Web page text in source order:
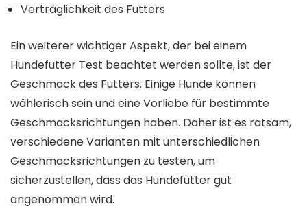
Verträglichkeit des Futters
Ein weiterer wichtiger Aspekt, der bei einem
Hundefutter Test beachtet werden sollte, ist der
Geschmack des Futters. Einige Hunde können
wählerisch sein und eine Vorliebe für bestimmte
Geschmacksrichtungen haben. Daher ist es ratsam,
verschiedene Varianten mit unterschiedlichen
Geschmacksrichtungen zu testen, um
sicherzustellen, dass das Hundefutter gut
angenommen wird.